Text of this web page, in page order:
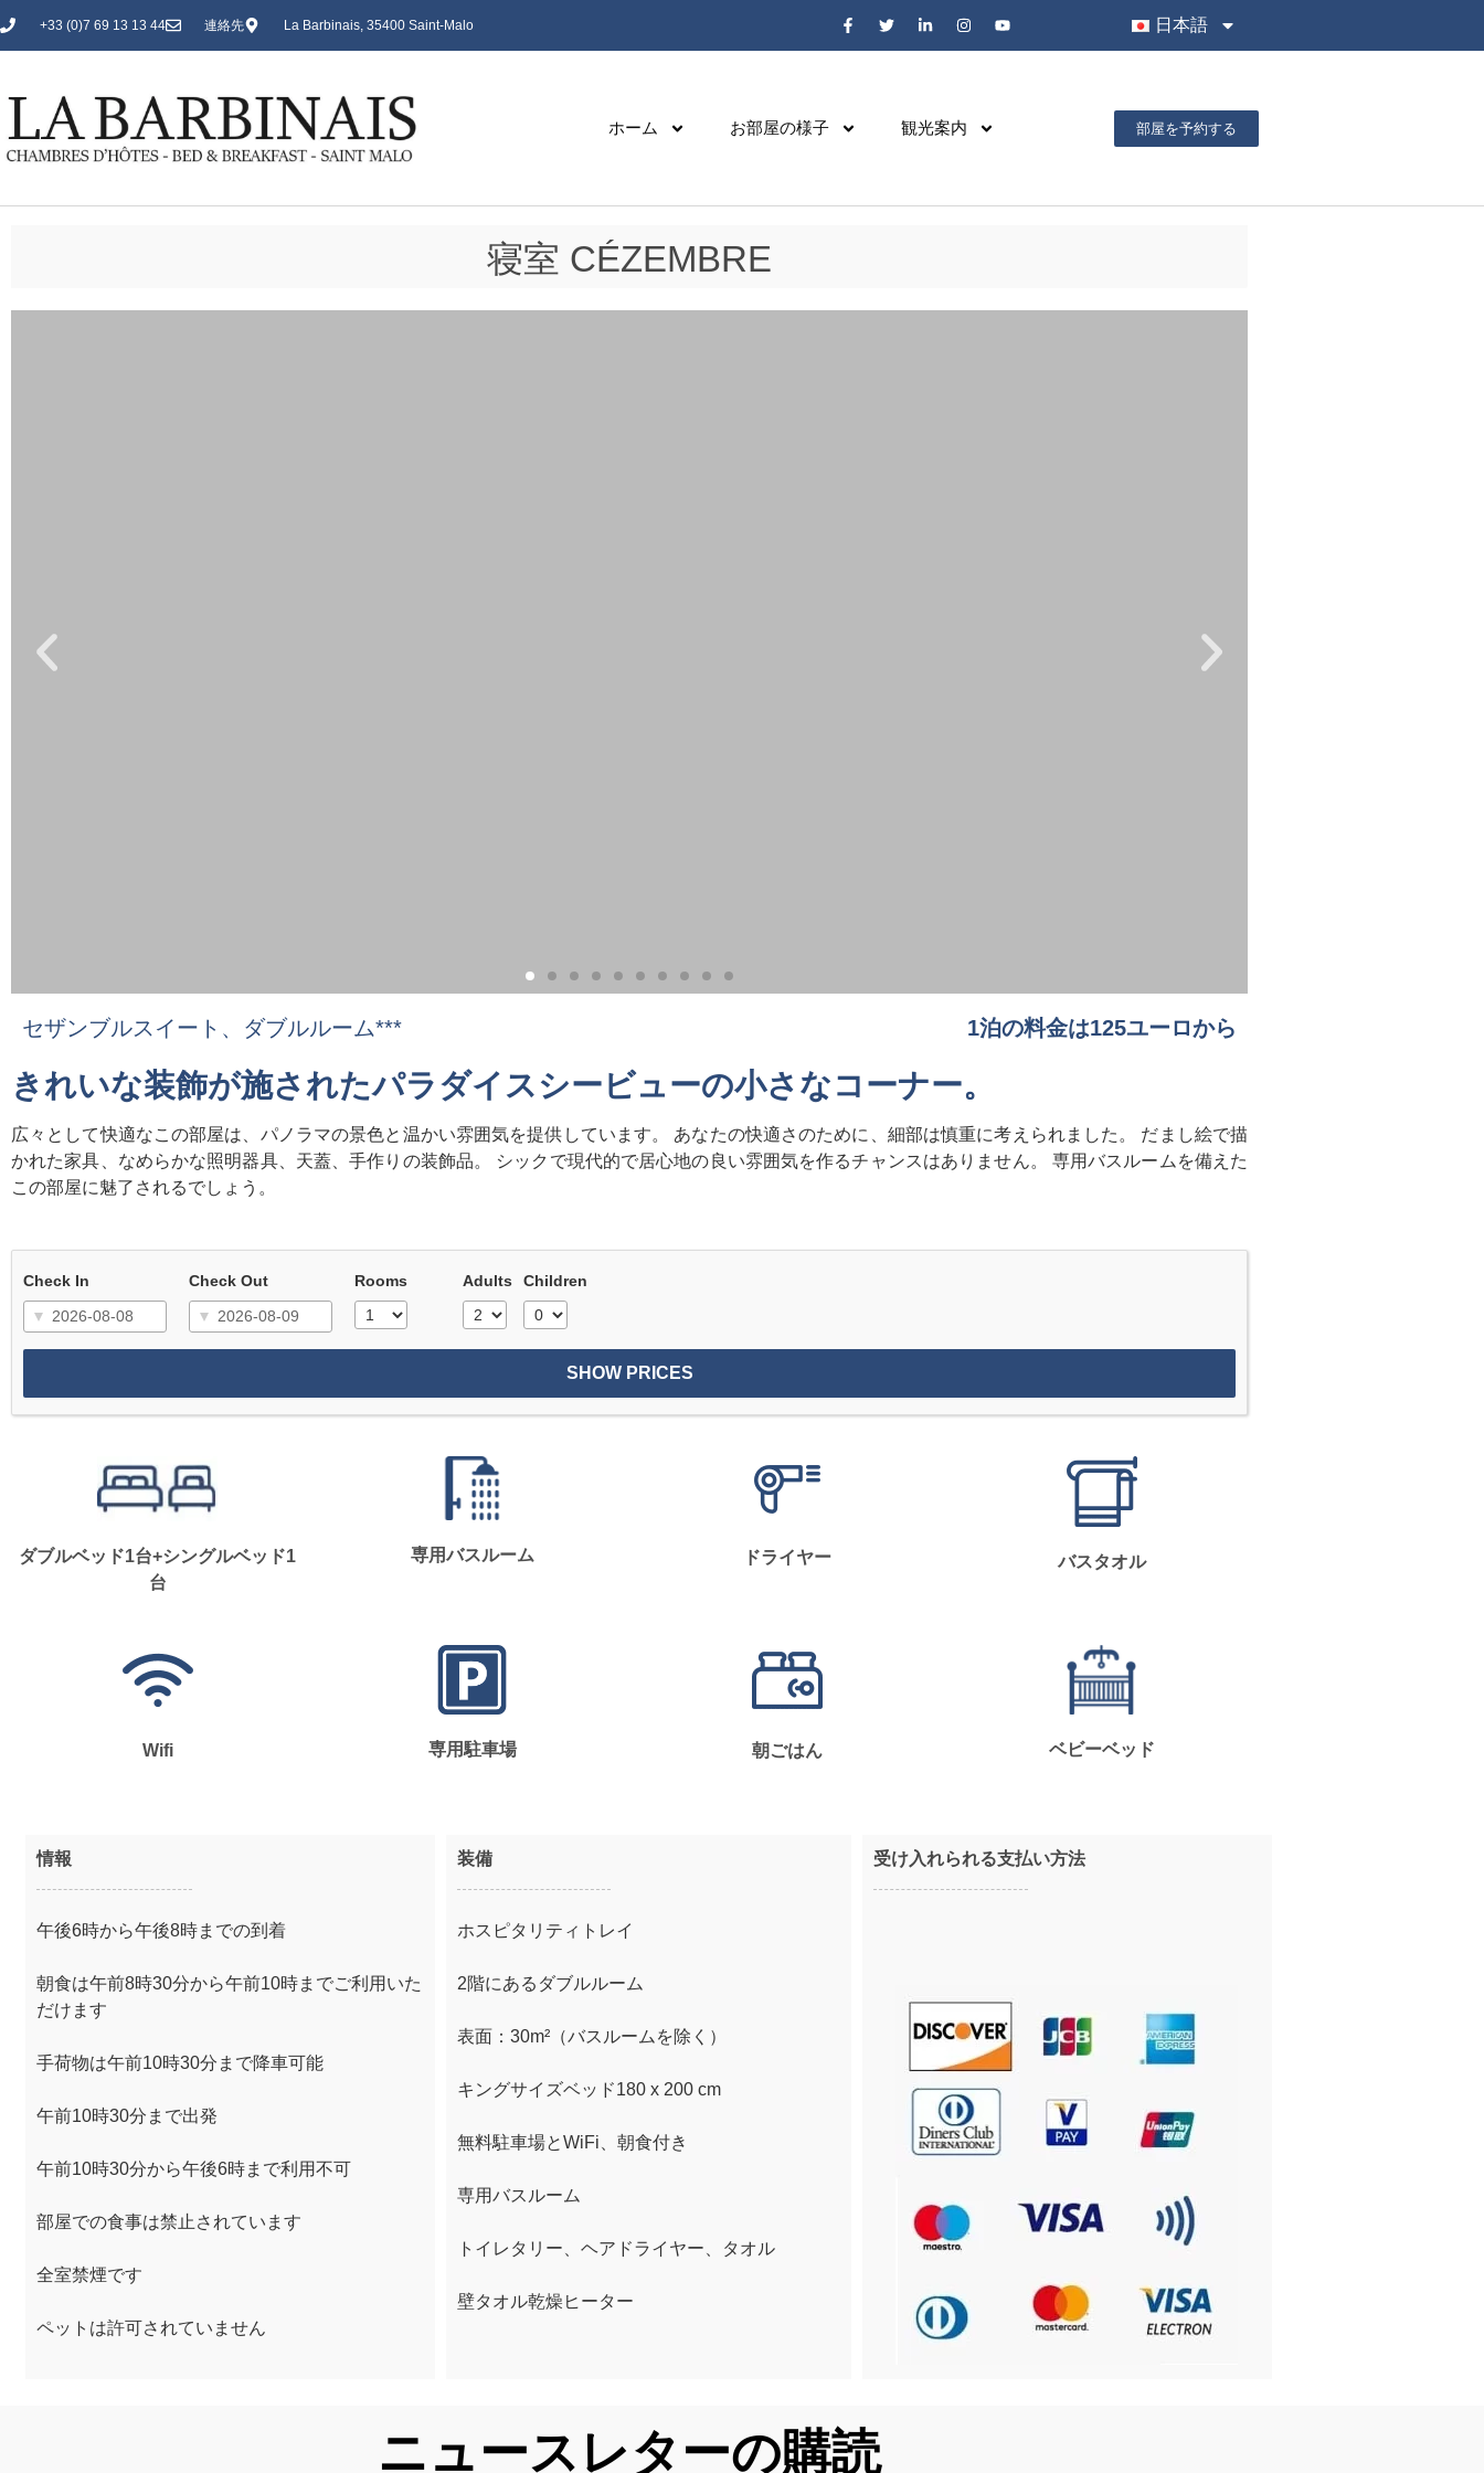
+33 (0)7 69 13 13 44 連絡先 La Barbinais, 35400 Saint-Malo 日本語
ホーム お部屋の様子 観光案内 部屋を予約する
寝室 CÉZEMBRE
セザンブルスイート、ダブルルーム*** 1泊の料金は125ユーロから
きれいな装飾が施されたパラダイスシービューの小さなコーナー。
広々として快適なこの部屋は、パノラマの景色と温かい雰囲気を提供しています。 あなたの快適さのために、細部は慎重に考えられました。 だまし絵で描
かれた家具、なめらかな照明器具、天蓋、手作りの装飾品。 シックで現代的で居心地の良い雰囲気を作るチャンスはありません。 専用バスルームを備えた
この部屋に魅了されるでしょう。
Check In Check Out Rooms Adults Children
SHOW PRICES
ダブルベッド1台+シングルベッド1
台
専用バスルーム ドライヤー バスタオル
Wifi 専用駐車場 朝ごはん ベビーベッド
情報
午後6時から午後8時までの到着
朝食は午前8時30分から午前10時までご利用いた
だけます
手荷物は午前10時30分まで降車可能
午前10時30分まで出発
午前10時30分から午後6時まで利用不可
部屋での食事は禁止されています
全室禁煙です
ペットは許可されていません
装備
ホスピタリティトレイ
2階にあるダブルルーム
表面：30m²（バスルームを除く）
キングサイズベッド180 x 200 cm
無料駐車場とWiFi、朝食付き
専用バスルーム
トイレタリー、ヘアドライヤー、タオル
壁タオル乾燥ヒーター
受け入れられる支払い方法
ニュースレターの購読